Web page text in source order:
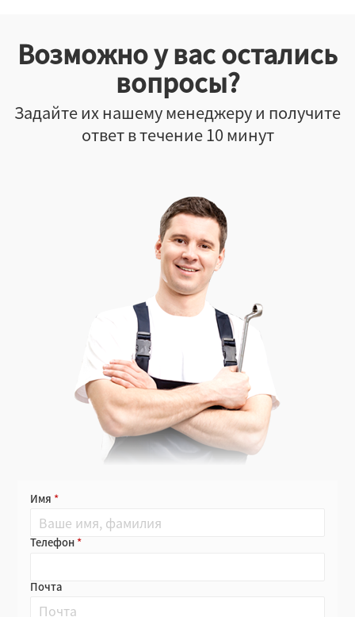
Возможно у вас остались
вопросы?
Задайте их нашему менеджеру и получите
ответ в течение 10 минут
Имя
Телефон
Почта